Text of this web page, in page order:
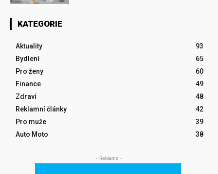
KATEGORIE
Aktuality
93
Bydlení
65
Pro ženy
60
Finance
49
Zdraví
48
Reklamní články
42
Pro muže
39
Auto Moto
38
- Reklama -